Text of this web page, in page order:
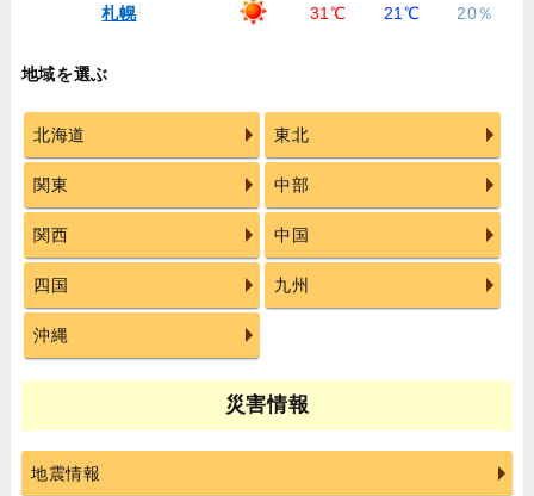
札幌 31℃ 21℃ 20％
地域を選ぶ
北海道 東北
関東 中部
関西 中国
四国 九州
沖縄
災害情報
地震情報